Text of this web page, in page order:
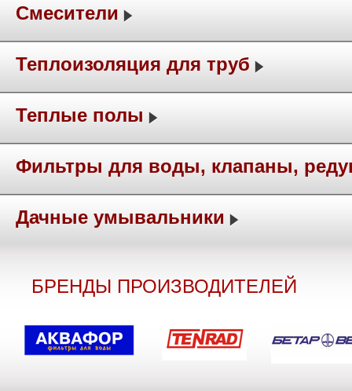
Смесители
Теплоизоляция для труб
Теплые полы
Фильтры для воды, клапаны,
Дачные умывальники
БРЕНДЫ ПРОИЗВОДИТЕЛЕЙ